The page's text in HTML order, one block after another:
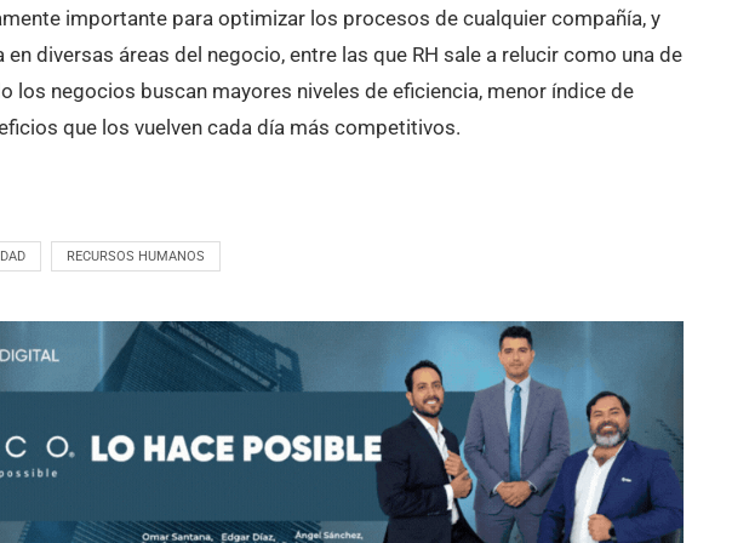
importante para optimizar los procesos de cualquier compañía, y
diversas áreas del negocio, entre las que RH sale a relucir como una de
los negocios buscan mayores niveles de eficiencia, menor índice de
que los vuelven cada día más competitivos.
RECURSOS HUMANOS